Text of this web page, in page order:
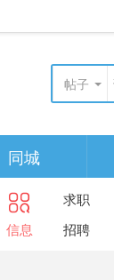
帖子
同城
信息
求职
招聘